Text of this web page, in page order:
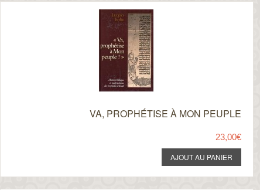
VA, PROPHÉTISE À MON PEUPLE
23,00€